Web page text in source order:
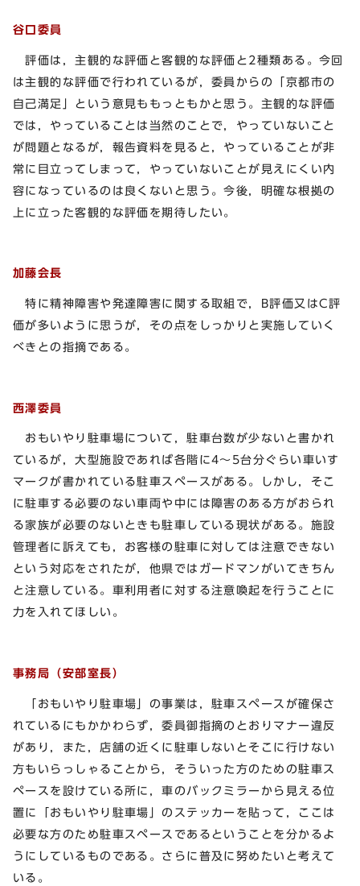
谷口委員
評価は，主観的な評価と客観的な評価と2種類ある。今回
は主観的な評価で行われているが，委員からの「京都市の
自己満足」という意見ももっともかと思う。主観的な評価
では，やっていることは当然のことで，やっていないこと
が問題となるが，報告資料を見ると，やっていることが非
常に目立ってしまって，やっていないことが見えにくい内
容になっているのは良くないと思う。今後，明確な根拠の
上に立った客観的な評価を期待したい。
加藤会長
特に精神障害や発達障害に関する取組で，B評価又はC評
価が多いように思うが，その点をしっかりと実施していく
べきとの指摘である。
西澤委員
おもいやり駐車場について，駐車台数が少ないと書かれ
ているが，大型施設であれば各階に4～5台分ぐらい車いす
マークが書かれている駐車スペースがある。しかし，そこ
に駐車する必要のない車両や中には障害のある方がおられ
る家族が必要のないときも駐車している現状がある。施設
管理者に訴えても，お客様の駐車に対しては注意できない
という対応をされたが，他県ではガードマンがいてきちん
と注意している。車利用者に対する注意喚起を行うことに
力を入れてほしい。
事務局（安部室長）
「おもいやり駐車場」の事業は，駐車スペースが確保さ
れているにもかかわらず，委員御指摘のとおりマナー違反
があり，また，店舗の近くに駐車しないとそこに行けない
方もいらっしゃることから，そういった方のための駐車ス
ペースを設けている所に，車のバックミラーから見える位
置に「おもいやり駐車場」のステッカーを貼って，ここは
必要な方のため駐車スペースであるということを分かるよ
うにしているものである。さらに普及に努めたいと考えて
いる。